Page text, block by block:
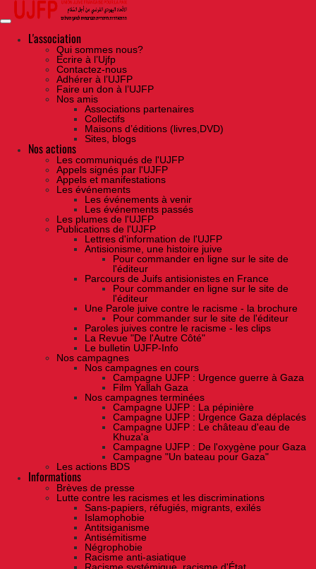
Skip
the
contentL'association
Qui sommes nous?
Ecrire à l’Ujfp
Contactez-nous
Adhérer à l’UJFP
Faire un don à l’UJFP
Nos amis
Associations partenaires
Collectifs
Maisons d’éditions (livres,DVD)
Sites, blogs
Nos actions
Les communiqués de l'UJFP
Appels signés par l'UJFP
Appels et manifestations
Les événements
Les événements à venir
Les événements passés
Les plumes de l'UJFP
Publications de l'UJFP
Lettres d'information de l'UJFP
Antisionisme, une histoire juive
Pour commander en ligne sur le site de
l'éditeur
Parcours de Juifs antisionistes en France
Pour commander en ligne sur le site de
l'éditeur
Une Parole juive contre le racisme - la brochure
Pour commander sur le site de l'éditeur
Paroles juives contre le racisme - les clips
La Revue "De l'Autre Côté"
Le bulletin UJFP-Info
Nos campagnes
Nos campagnes en cours
Campagne UJFP : Urgence guerre à Gaza
Film Yallah Gaza
Nos campagnes terminées
Campagne UJFP : La pépinière
Campagne UJFP : Urgence Gaza déplacés
Campagne UJFP : Le château d'eau de
Khuza'a
Campagne UJFP : De l'oxygène pour Gaza
Campagne "Un bateau pour Gaza"
Les actions BDS
Informations
Brèves de presse
Lutte contre les racismes et les discriminations
Sans-papiers, réfugiés, migrants, exilés
Islamophobie
Antitsiganisme
Antisémitisme
Négrophobie
Racisme anti-asiatique